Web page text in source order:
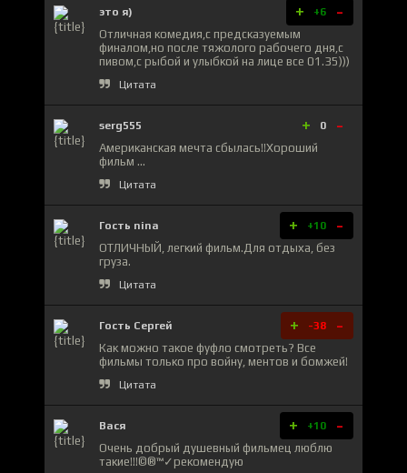
это я) + +6 -
Отличная комедия,с предсказуемым
финалом,но после тяжолого рабочего дня,с
пивом,с рыбой и улыбкой на лице все 01.35)))
Цитата
serg555 + 0 -
Американская мечта сбылась!!Хороший
фильм ...
Цитата
Гость nina + +10 -
ОТЛИЧНЫЙ, легкий фильм.Для отдыха, без
груза.
Цитата
Гость Сергей + -38 -
Как можно такое фуфло смотреть? Все
фильмы только про войну, ментов и бомжей!
Цитата
Вася + +10 -
Очень добрый душевный фильмец люблю
такие!!!©®™✓рекомендую